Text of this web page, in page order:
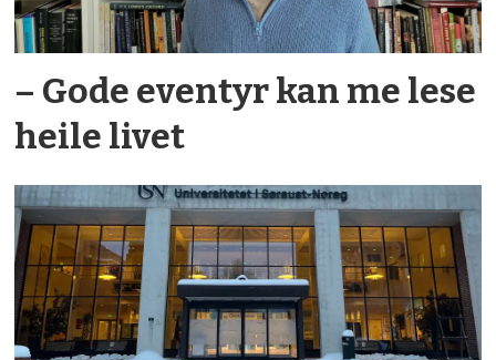
– Gode eventyr kan me lese
heile livet